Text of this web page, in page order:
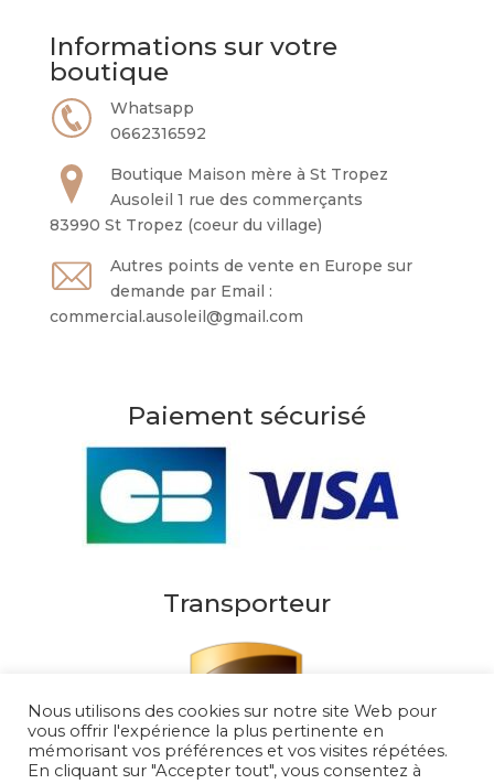
Informations sur votre
boutique
Whatsapp
0662316592
Boutique Maison mère à St Tropez
Ausoleil 1 rue des commerçants
83990 St Tropez (coeur du village)
Autres points de vente en Europe sur
demande par Email :
commercial.ausoleil@gmail.com
Paiement sécurisé
Transporteur
Nous utilisons des cookies sur notre site Web pour
vous offrir l'expérience la plus pertinente en
mémorisant vos préférences et vos visites répétées.
En cliquant sur "Accepter tout", vous consentez à